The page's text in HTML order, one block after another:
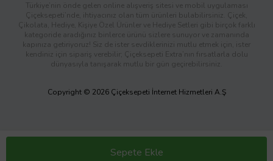
Sepete Ekle
Türkiye’nin önde gelen online alışveriş sitesi ve mobil uygulaması
Çiçeksepeti’nde, ihtiyacınız olan tüm ürünleri bulabilirsiniz. Çiçek,
Çikolata, Hediye, Kişiye Özel Ürünler ve Hediye Setleri gibi birçok farklı
kategoride aradığınız binlerce ürünü sizlere sunuyor ve zamanında
kapınıza getiriyoruz! Siz de ister sevdiklerinizi mutlu etmek için, ister
kendiniz için sipariş verebilir; Çiçeksepeti Extra’nın fırsatlarla dolu
dünyasıyla tanışarak mutlu bir gün geçirebilirsiniz.
Copyright © 2026 Çiçeksepeti İnternet Hizmetleri A.Ş